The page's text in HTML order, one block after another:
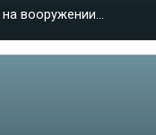
вооружении...